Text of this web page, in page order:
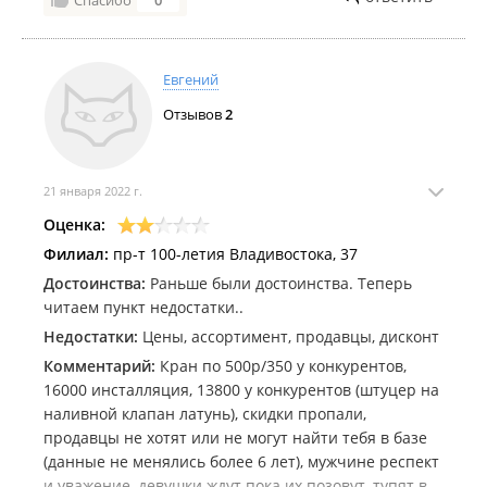
Евгений
Отзывов2
21 января 2022 г.
Оценка:
Филиал: пр-т 100-летия Владивостока, 37
Достоинства: Раньше были достоинства. Теперь
читаем пункт недостатки..
Недостатки: Цены, ассортимент, продавцы, дисконт
Комментарий: Кран по 500р/350 у конкурентов,
16000 инсталляция, 13800 у конкурентов (штуцер на
наливной клапан латунь), скидки пропали,
продавцы не хотят или не могут найти тебя в базе
(данные не менялись более 6 лет), мужчине респект